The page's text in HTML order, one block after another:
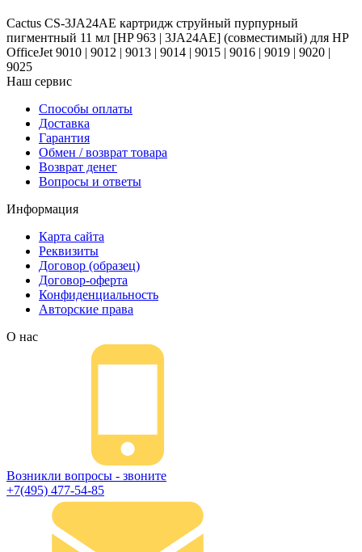
Cactus CS-3JA24AE картридж струйный пурпурный
пигментный 11 мл [HP 963 | 3JA24AE] (совместимый) для HP
OfficeJet 9010 | 9012 | 9013 | 9014 | 9015 | 9016 | 9019 | 9020 |
9025
Наш сервис
Способы оплаты
Доставка
Гарантия
Обмен / возврат товара
Возврат денег
Вопросы и ответы
Информация
Карта сайта
Реквизиты
Договор (образец)
Договор-оферта
Конфиденциальность
Авторские права
О нас
Возникли вопросы - звоните
+7(495) 477-54-85